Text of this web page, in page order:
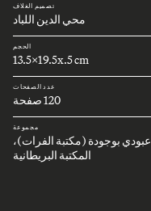
تصميم الغلاف
محي الدين اللباد
الحجم
13.5x19.5x.5 cm
عدد الصفحات
120 صفحة
مجموعة
عبودي بوجودة (مكتبة الفرات)،
المكتبة البريطانية